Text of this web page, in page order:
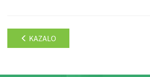
KAZALO